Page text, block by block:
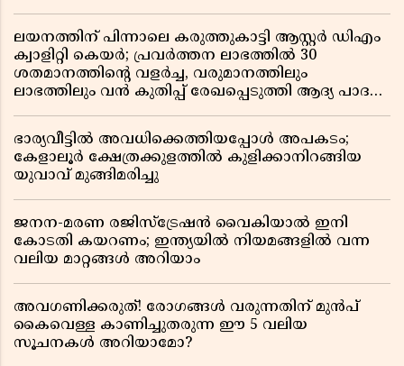
ലയനത്തിന് പിന്നാലെ കരുത്തുകാട്ടി ആസ്റ്റർ ഡിഎം
ക്വാളിറ്റി കെയർ; പ്രവർത്തന ലാഭത്തിൽ 30
ശതമാനത്തിൻ്റെ വളർച്ച, വരുമാനത്തിലും
ലാഭത്തിലും വൻ കുതിപ്പ് രേഖപ്പെടുത്തി ആദ്യ പാദ
ഭാര്യവീട്ടിൽ അവധിക്കെത്തിയപ്പോൾ അപകടം;
കേളാലൂർ ക്ഷേത്രക്കുളത്തിൽ കുളിക്കാനിറങ്ങിയ
യുവാവ് മുങ്ങിമരിച്ചു
ജനന-മരണ രജിസ്ട്രേഷൻ വൈകിയാൽ ഇനി
കോടതി കയറണം; ഇന്ത്യയിൽ നിയമങ്ങളിൽ വന്ന
വലിയ മാറ്റങ്ങൾ അറിയാം
അവഗണിക്കരുത്! രോഗങ്ങൾ വരുന്നതിന് മുൻപ്
കൈവെള്ള കാണിച്ചുതരുന്ന ഈ 5 വലിയ
സൂചനകൾ അറിയാമോ?